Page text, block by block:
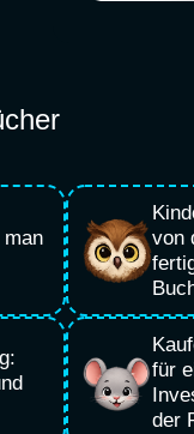
von
für
der